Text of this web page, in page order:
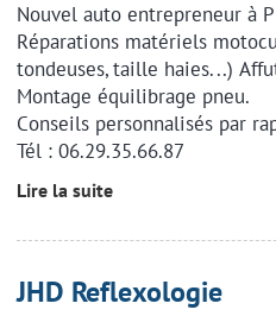
Nouvel auto entrepreneur à
Réparations matériels
tondeuses, taille haies...)
Montage équilibrage pneu.
Conseils personnalisés par
Tél : 06.29.35.66.87
Lire la suite
JHD Reflexologie